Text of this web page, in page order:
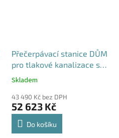
Přečerpávací stanice DŮM
pro tlakové kanalizace se
zdvojeným řezákem
Průměrné
produktu
je
5,0
Skladem
43 490 Kč bez DPH
52 623 Kč
Do košíku